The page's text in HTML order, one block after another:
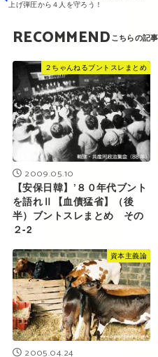
上げ弾圧から４人を守ろう！
RECOMMEND
２ちゃんねるブントスレまとめ
2009.05.10
【安保日韓】’８０年代ブント
を語れⅡ【血債猛省】（後
半）ブントスレまとめ その
２-2
資本主義論
2005.04.24